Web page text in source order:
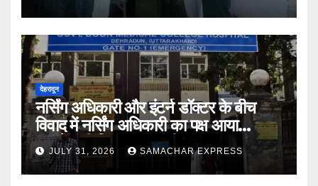
देहरादून
नर्सिंग अधिकारी और इंटर्न डॉक्टर के बीच
विवाद में नर्सिंग अधिकारी का पक्ष आया
सामने,करी निष्पक्ष जांच की मांग
JULY 31, 2026 SAMACHAR EXPRESS